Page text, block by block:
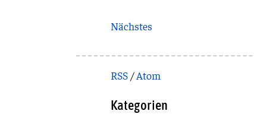
Nächstes
RSS /Atom
Kategorien